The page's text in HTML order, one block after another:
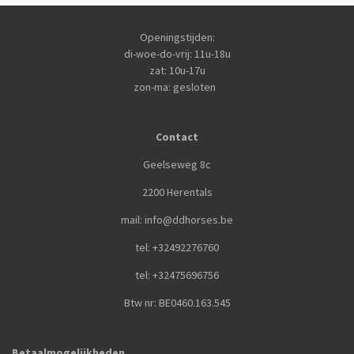
Openingstijden:
di-woe-do-vrij: 11u-18u
zat: 10u-17u
zon-ma: gesloten
Contact
Geelseweg 8c
2200 Herentals
mail: info@ddhorses.be
tel: +32492276760
tel: +32475696756
Btw nr: BE0460.163.545